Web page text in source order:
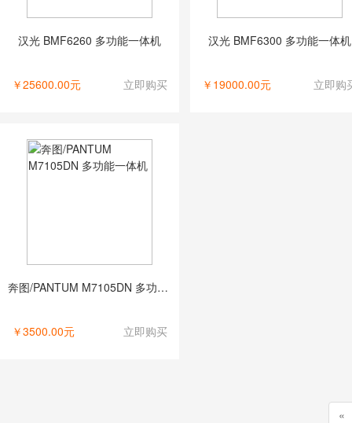
汉光 BMF6260 多功能一体机
￥25600.00元 立即购买
汉光 BMF6300 多功能一体机
￥19000.00元 立即购
奔图/PANTUM M7105DN 多功能一体机
￥3500.00元 立即购买
«